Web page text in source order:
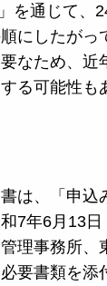
を通じて、
にしたがっ
なため、近
る可能性も
は、「申込
7年6月13
理事務所、
要書類を添